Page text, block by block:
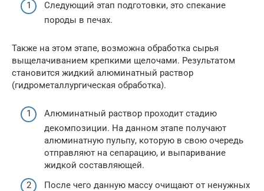
Следующий этап подготовки, это спекание
породы в печах.
Также на этом этапе, возможна обработка сырья
выщелачиванием крепкими щелочами. Результатом
становится жидкий алюминатный раствор
(гидрометаллургическая обработка).
Алюминатный раствор проходит стадию
декомпозиции. На данном этапе получают
алюминатную пульпу, которую в свою очередь
отправляют на сепарацию, и выпаривание
жидкой составляющей.
После чего данную массу очищают от ненужных